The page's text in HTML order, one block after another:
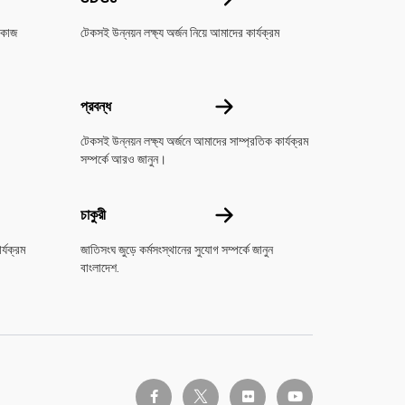
টেকসই উন্নয়ন লক্ষ্য অর্জন নিয়ে আমাদের কার্যক্রম
প্রবন্ধ প্রবন্ধ
টেকসই উন্নয়ন লক্ষ্য অর্জনে আমাদের সাম্প্রতিক কার্যক্রম
সম্পর্কে আরও জানুন।
চাকুরী চাকুরী
জাতিসংঘ জুড়ে কর্মসংস্থানের সুযোগ সম্পর্কে জানুন
বাংলাদেশ.
facebook-ftwitter-x flickr youtube